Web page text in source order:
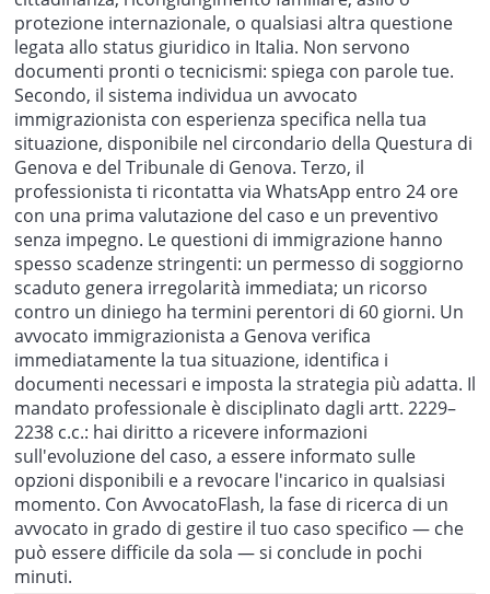
protezione internazionale, o qualsiasi altra questione
legata allo status giuridico in Italia. Non servono
documenti pronti o tecnicismi: spiega con parole tue.
Secondo, il sistema individua un avvocato
immigrazionista con esperienza specifica nella tua
situazione, disponibile nel circondario della Questura di
Genova e del Tribunale di Genova. Terzo, il
professionista ti ricontatta via WhatsApp entro 24 ore
con una prima valutazione del caso e un preventivo
senza impegno. Le questioni di immigrazione hanno
spesso scadenze stringenti: un permesso di soggiorno
scaduto genera irregolarità immediata; un ricorso
contro un diniego ha termini perentori di 60 giorni. Un
avvocato immigrazionista a Genova verifica
immediatamente la tua situazione, identifica i
documenti necessari e imposta la strategia più adatta. Il
mandato professionale è disciplinato dagli artt. 2229–
2238 c.c.: hai diritto a ricevere informazioni
sull'evoluzione del caso, a essere informato sulle
opzioni disponibili e a revocare l'incarico in qualsiasi
momento. Con AvvocatoFlash, la fase di ricerca di un
avvocato in grado di gestire il tuo caso specifico — che
può essere difficile da sola — si conclude in pochi
minuti.